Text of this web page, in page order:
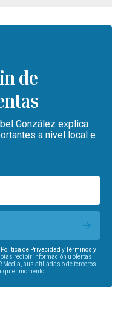
de
González explica
a nivel local e
Política de Privacidad yTérminos y
recibir información u ofertas
Media, sus afiliadas o de terceros.
momento.